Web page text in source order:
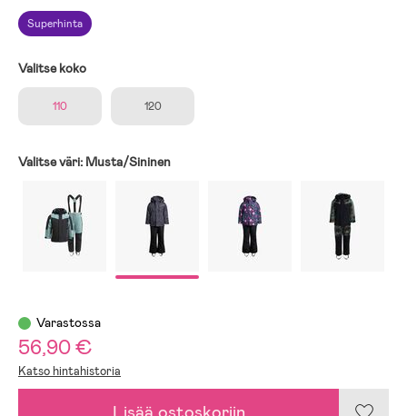
Superhinta
Valitse koko
110 120
Valitse väri: Musta/Sininen
Varastossa
56,90 €
Katso hintahistoria